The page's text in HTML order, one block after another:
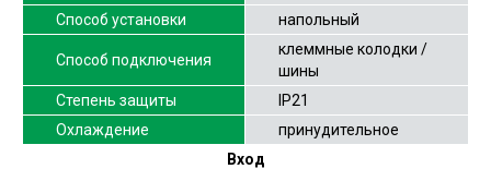
Способ установки
напольный
Способ подключения
клеммные колодки /
шины
Степень защиты
IP21
Охлаждение
принудительное
Вход